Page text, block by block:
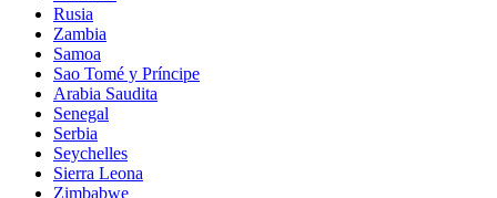
Rusia
Zambia
Samoa
Sao Tomé y Príncipe
Arabia Saudita
Senegal
Serbia
Seychelles
Sierra Leona
Zimbabwe